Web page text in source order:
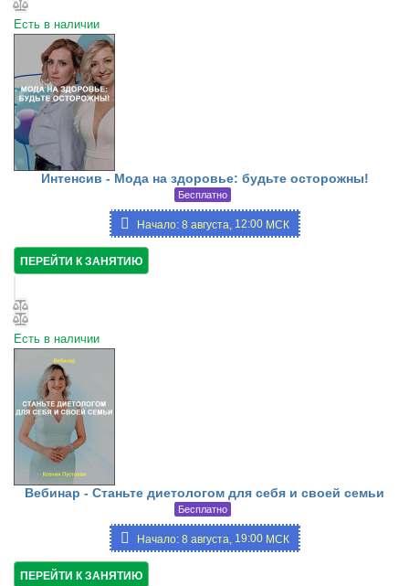
Есть в наличии
Интенсив - Мода на здоровье: будьте осторожны!
Бесплатно
Начало: 8 августа, 12:00МСК
ПЕРЕЙТИ К ЗАНЯТИЮ
Есть в наличии
Вебинар - Станьте диетологом для себя и своей семьи
Бесплатно
Начало: 8 августа, 19:00МСК
ПЕРЕЙТИ К ЗАНЯТИЮ